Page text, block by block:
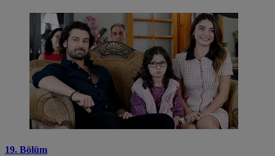
19. Bölüm